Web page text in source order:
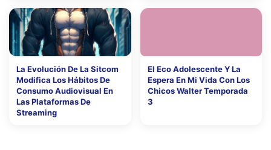
La Evolución De La Sitcom
Modifica Los Hábitos De
Consumo Audiovisual En
Las Plataformas De
Streaming
El Eco Adolescente Y La
Espera En Mi Vida Con Los
Chicos Walter Temporada
3